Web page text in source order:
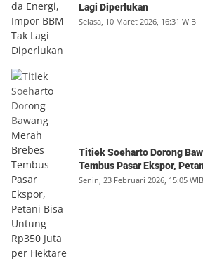
Lagi Diperlukan
Selasa, 10 Maret 2026, 16:31 WIB
Titiek Soeharto Dorong
Tembus Pasar Ekspor,
Juta per Hektare
Senin, 23 Februari 2026, 15:05 WIB